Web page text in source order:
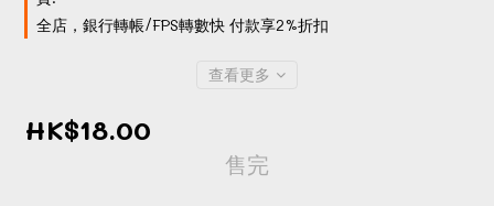
全店，銀行轉帳/FPS轉數快 付款享2%折扣
查看更多
HK$18.00
售完